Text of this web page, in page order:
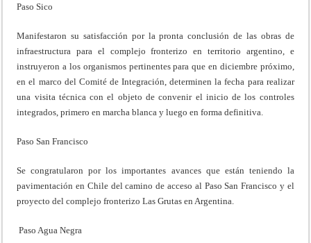
Paso Sico
Manifestaron su satisfacción por la pronta conclusión de las obras de
infraestructura para el complejo fronterizo en territorio argentino, e
instruyeron a los organismos pertinentes para que en diciembre próximo,
en el marco del Comité de Integración, determinen la fecha para realizar
una visita técnica con el objeto de convenir el inicio de los controles
integrados, primero en marcha blanca y luego en forma definitiva.
Paso San Francisco
Se congratularon por los importantes avances que están teniendo la
pavimentación en Chile del camino de acceso al Paso San Francisco y el
proyecto del complejo fronterizo Las Grutas en Argentina.
Paso Agua Negra